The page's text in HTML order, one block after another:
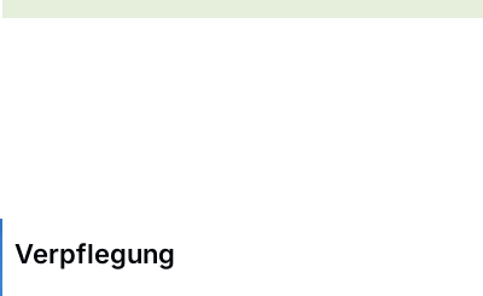
Verpflegung